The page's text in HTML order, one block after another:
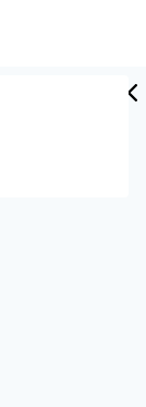
García-
del ‘no’